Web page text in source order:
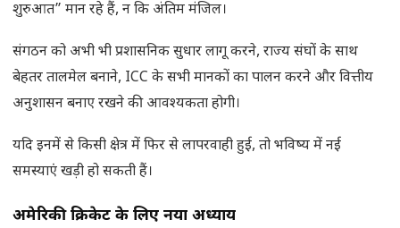
शुरुआत” मान रहे हैं, न कि अंतिम मंजिल।
संगठन को अभी भी प्रशासनिक सुधार लागू करने, राज्य संघों के साथ
बेहतर तालमेल बनाने, ICC के सभी मानकों का पालन करने और वित्तीय
अनुशासन बनाए रखने की आवश्यकता होगी।
यदि इनमें से किसी क्षेत्र में फिर से लापरवाही हुई, तो भविष्य में नई
समस्याएं खड़ी हो सकती हैं।
अमेरिकी क्रिकेट के लिए नया अध्याय